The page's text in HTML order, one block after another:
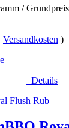
/
Versandkosten )
Details